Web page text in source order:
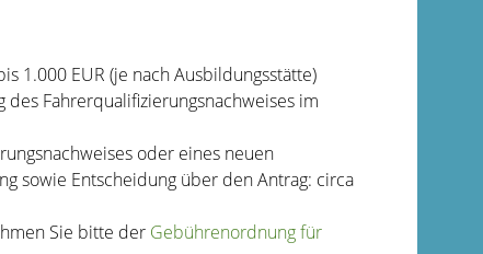
1.000 EUR (je nach Ausbildungsstätte)
Fahrerqualifizierungsnachweises im
oder eines neuen
sowie Entscheidung über den Antrag: circa
Sie bitte der Gebührenordnung für